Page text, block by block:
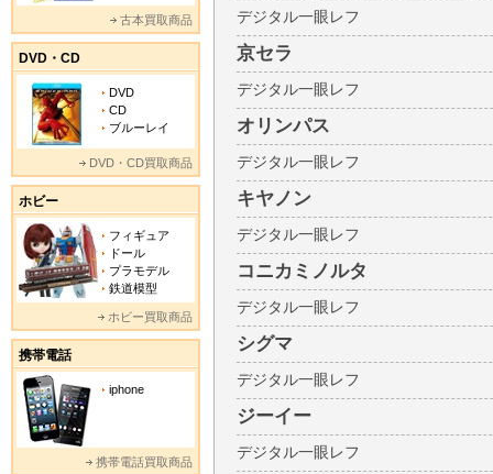
デジタル一眼レフ
京セラ
デジタル一眼レフ
オリンパス
デジタル一眼レフ
キヤノン
デジタル一眼レフ
コニカミノルタ
デジタル一眼レフ
シグマ
デジタル一眼レフ
ジーイー
デジタル一眼レフ
古本買取商品
DVD・CD
DVD
CD
ブルーレイ
DVD・CD買取商品
ホビー
フィギュア
ドール
プラモデル
鉄道模型
ホビー買取商品
携帯電話
iphone
携帯電話買取商品